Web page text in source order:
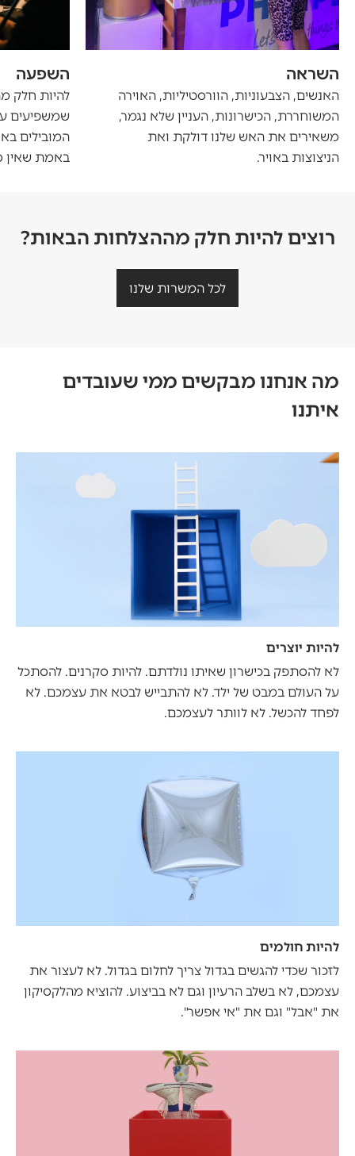
השראה
האנשים, הצבעוניות, הוורסטיליות, האוירה
המשוחררת, הכישרונות, העניין שלא נגמר,
משאירים את האש שלנו דולקת ואת
הניצוצות באויר.
השפעה
להיות חלק
שמשפיעים
המובילים
באמת שאין
רוצים להיות חלק מההצלחות הבאות?
לכל המשרות שלנו
מה אנחנו מבקשים ממי שעובדים
איתנו
להיות יוצרים
לא להסתפק בכישרון שאיתו נולדתם. להיות סקרנים. להסתכל
על העולם במבט של ילד. לא להתבייש לבטא את עצמכם. לא
לפחד להכשל. לא לוותר לעצמכם.
להיות חולמים
לזכור שכדי להגשים בגדול צריך לחלום בגדול. לא לעצור את
עצמכם, לא בשלב הרעיון וגם לא בביצוע. להוציא מהלקסיקון
את "אבל" וגם את "אי אפשר".